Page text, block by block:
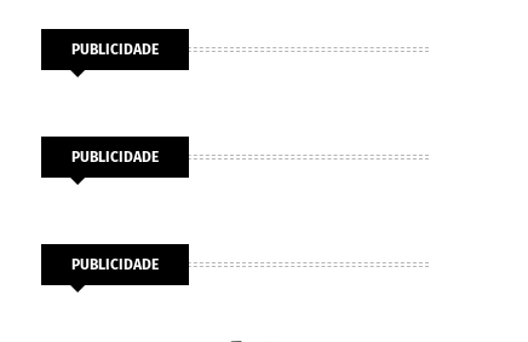
PUBLICIDADE
PUBLICIDADE
PUBLICIDADE